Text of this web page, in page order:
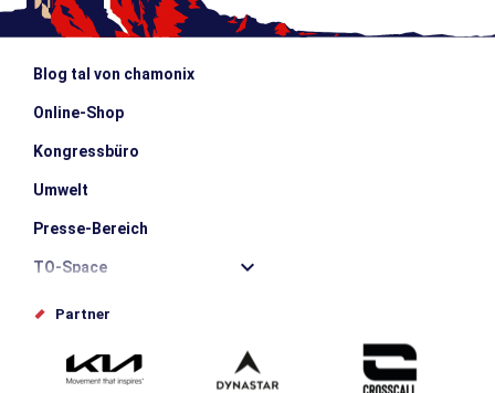
Blog tal von chamonix
Online-Shop
Kongressbüro
Umwelt
Presse-Bereich
TO-Space
Offices de tourisme
Schlagen Sie Ihr Event vor
Partner